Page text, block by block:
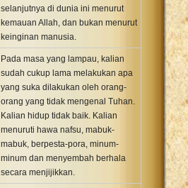
selanjutnya di dunia ini menurut
kemauan Allah, dan bukan menurut
keinginan manusia.
Pada masa yang lampau, kalian
sudah cukup lama melakukan apa
yang suka dilakukan oleh orang-
orang yang tidak mengenal Tuhan.
Kalian hidup tidak baik. Kalian
menuruti hawa nafsu, mabuk-
mabuk, berpesta-pora, minum-
minum dan menyembah berhala
secara menjijikkan.